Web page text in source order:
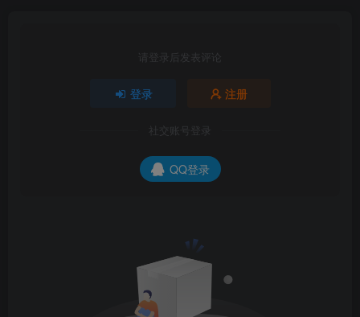
请登录后发表评论
登录 注册
社交账号登录
QQ登录